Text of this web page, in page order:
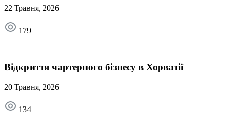
22 Травня, 2026
179
Відкриття чартерного бізнесу в Хорватії
20 Травня, 2026
134